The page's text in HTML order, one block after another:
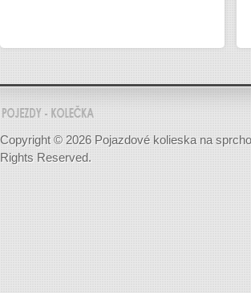
Copyright © 2026 Pojazdové kolieska na
Rights Reserved.